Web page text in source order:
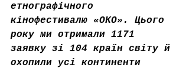
етнографічного
кінофестивалю «ОКО». Цього
року ми отримали 1171
заявку зі 104 країн світу й
охопили усі континенти